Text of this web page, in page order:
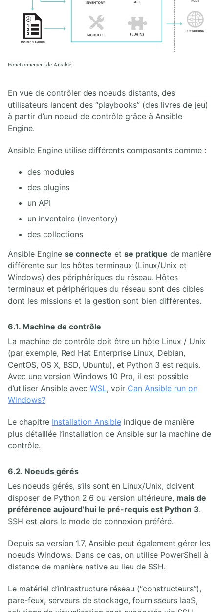
Fonctionnement de Ansible
En vue de contrôler des noeuds distants, des
utilisateurs lancent des “playbooks” (des livres de jeu)
à partir d’un noeud de contrôle grâce à Ansible
Engine.
Ansible Engine utilise différents composants comme :
des modules
des plugins
un API
un inventaire (inventory)
des collections
Ansible Engine se connecte et se pratique de manière
différente sur les hôtes terminaux (Linux/Unix et
Windows) des périphériques du réseau. Hôtes
terminaux et périphériques du réseau sont des cibles
dont les missions et la gestion sont bien différentes.
6.1. Machine de contrôle
La machine de contrôle doit être un hôte Linux / Unix
(par exemple, Red Hat Enterprise Linux, Debian,
CentOS, OS X, BSD, Ubuntu), et Python 3 est requis.
Avec une version Windows 10 Pro, il est possible
d’utiliser Ansible avec WSL, voir Can Ansible run on
Windows?
Le chapitre Installation Ansible indique de manière
plus détaillée l’installation de Ansible sur la machine de
contrôle.
6.2. Noeuds gérés
Les noeuds gérés, s’ils sont en Linux/Unix, doivent
disposer de Python 2.6 ou version ultérieure, mais de
préférence aujourd’hui le pré-requis est Python 3.
SSH est alors le mode de connexion préféré.
Depuis sa version 1.7, Ansible peut également gérer les
noeuds Windows. Dans ce cas, on utilise PowerShell à
distance de manière native au lieu de SSH.
Le matériel d’infrastructure réseau (“constructeurs”),
pare-feux, serveurs de stockage, fournisseurs IaaS,